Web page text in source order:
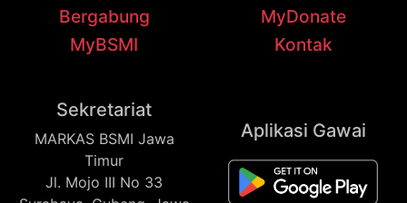
Bergabung
MyDonate
MyBSMI
Kontak
Sekretariat
MARKAS BSMI Jawa
Timur
Jl. Mojo III No 33
Aplikasi Gawai